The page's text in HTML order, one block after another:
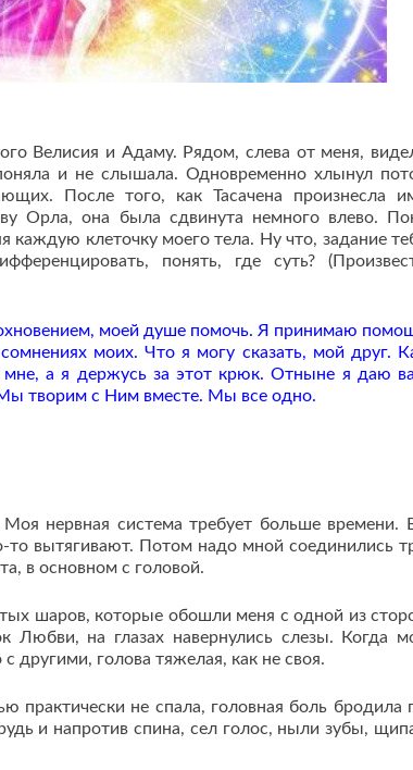
Велисия и Адаму. Рядом, слева от меня,
и не слышала. Одновременно хлынул
После того, как Тасачена произнесла
Орла, она была сдвинута немного влево.
каждую клеточку моего тела. Ну что, задание
понять, где суть?
моей душе помочь. Я принимаю
моих. Что я могу сказать, мой друг.
а я держусь за этот крюк. Отныне я даю
творим с Ним вместе. Мы все одно.
нервная система требует больше времени.
вытягивают. Потом надо мной соединились
в основном с головой.
шаров, которые обошли меня с одной из
на глазах навернулись слезы. Когда
другими, голова тяжелая, как не своя.
практически не спала, головная боль бродила
и напротив спина, сел голос, ныли зубы,